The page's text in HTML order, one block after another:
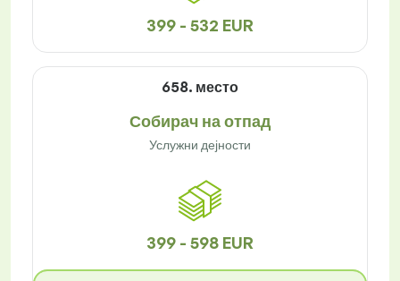
399 - 532 EUR
658. место
Собирач на отпад
Услужни дејности
399 - 598 EUR